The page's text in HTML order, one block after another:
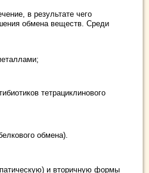
в результате чего
обмена веществ. Среди
тетрациклинового
обмена).
и вторичную формы